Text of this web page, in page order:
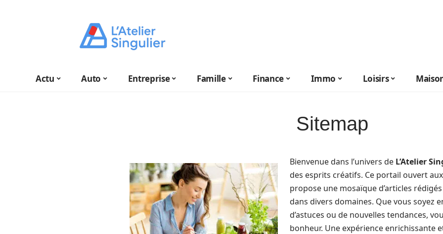
Actu Auto Entreprise Famille Finance Immo Loisirs
Sitemap
Bienvenue dans l’univers de L’Atelier
des esprits créatifs. Ce portail ouvert
propose une mosaïque d’articles
dans divers domaines. Que vous soyez
d’astuces ou de nouvelles tendances,
bonheur. Une expérience enrichissante